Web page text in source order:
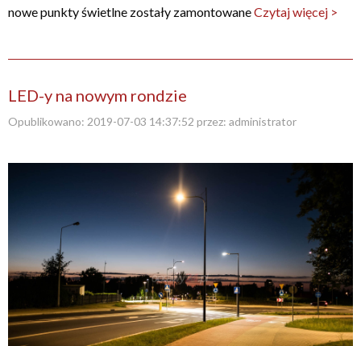
nowe punkty świetlne zostały zamontowaneCzytaj więcej >
LED-y na nowym rondzie
Opublikowano: 2019-07-03 14:37:52 przez: administrator